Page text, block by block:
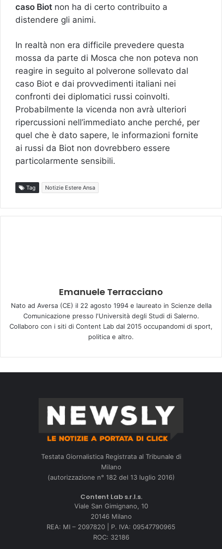
caso Biot non ha di certo contribuito a
distendere gli animi.
In realtà non era difficile prevedere questa
mossa da parte di Mosca che non poteva non
reagire in seguito al polverone sollevato dal
caso Biot e dai provvedimenti italiani nei
confronti dei diplomatici russi coinvolti.
Probabilmente la vicenda non avrà ulteriori
ripercussioni nell’immediato anche perché, per
quel che è dato sapere, le informazioni fornite
ai russi da Biot non dovrebbero essere
particolarmente sensibili.
Tag Notizie Estere Ansa
Emanuele Terracciano
Nato ad Aversa (CE) il 22 agosto 1994 e laureato in Scienze della
Comunicazione presso l'Università degli Studi di Salerno.
Collaboro con i siti di Content Lab dal 2015 occupandomi di sport,
politica e altro.
Testata Giornalistica Registrata al Tribunale di
Milano
(autorizzazione n° 182 del 13 luglio 2016)
Content Lab s.r.l.s.
Viale San Gimignano, 10
20146 Milano
REA: MI – 2097820 | P. IVA: 09547790965
ROC: 32186